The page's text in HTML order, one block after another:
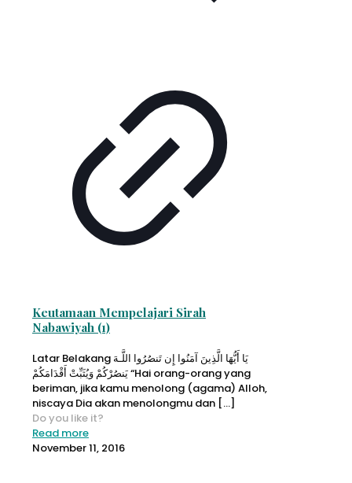
Keutamaan Mempelajari Sirah
Nabawiyah (1)
Latar Belakang يَا أَيُّهَا الَّذِينَ آمَنُوا إِن تَنصُرُوا اللَّـهَ
يَنصُرْكُمْ وَيُثَبِّتْ أَقْدَامَكُمْ “Hai orang-orang yang
beriman, jika kamu menolong (agama) Alloh,
niscaya Dia akan menolongmu dan […]
Do you like it?
Read more
November 11, 2016